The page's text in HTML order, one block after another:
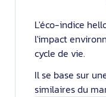
L'éco-indice
l'impact
cycle de vie.
Il se base sur
similaires du